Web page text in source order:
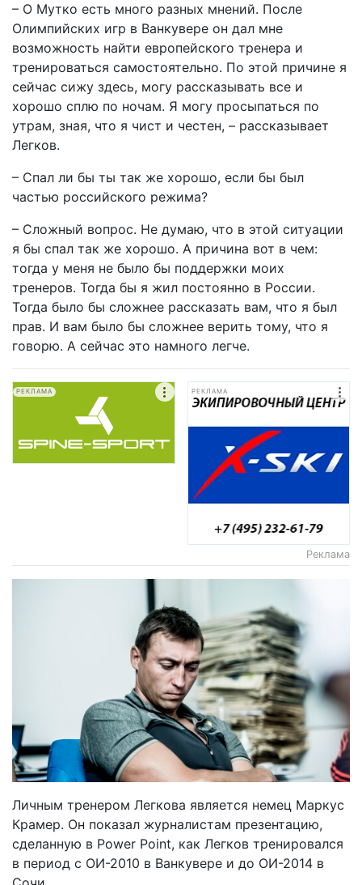
– О Мутко есть много разных мнений. После
Олимпийских игр в Ванкувере он дал мне
возможность найти европейского тренера и
тренироваться самостоятельно. По этой причине я
сейчас сижу здесь, могу рассказывать все и
хорошо сплю по ночам. Я могу просыпаться по
утрам, зная, что я чист и честен, – рассказывает
Легков.
– Спал ли бы ты так же хорошо, если бы был
частью российского режима?
– Сложный вопрос. Не думаю, что в этой ситуации
я бы спал так же хорошо. А причина вот в чем:
тогда у меня не было бы поддержки моих
тренеров. Тогда бы я жил постоянно в России.
Тогда было бы сложнее рассказать вам, что я был
прав. И вам было бы сложнее верить тому, что я
говорю. А сейчас это намного легче.
РЕКЛАМА РЕКЛАМА
Реклама
Личным тренером Легкова является немец Маркус
Крамер. Он показал журналистам презентацию,
сделанную в Power Point, как Легков тренировался
в период с ОИ-2010 в Ванкувере и до ОИ-2014 в